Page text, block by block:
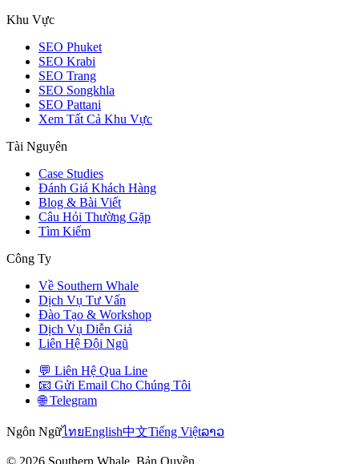
Khu Vực
SEO Phuket
SEO Krabi
SEO Trang
SEO Songkhla
SEO Pattani
Xem Tất Cả Khu Vực
Tài Nguyên
Case Studies
Đánh Giá Khách Hàng
Blog & Bài Viết
Câu Hỏi Thường Gặp
Tìm Kiếm
Công Ty
Về Southern Whale
Dịch Vụ Tư Vấn
Đào Tạo & Workshop
Dịch Vụ Diễn Giả
Liên Hệ Đội Ngũ
💬 Liên Hệ Qua Line
📧 Gửi Email Cho Chúng Tôi
🌐 Telegram
Ngôn NgữไทยEnglish中文Tiếng Việtລາວ
© 2026 Southern Whale. Bản Quyền.